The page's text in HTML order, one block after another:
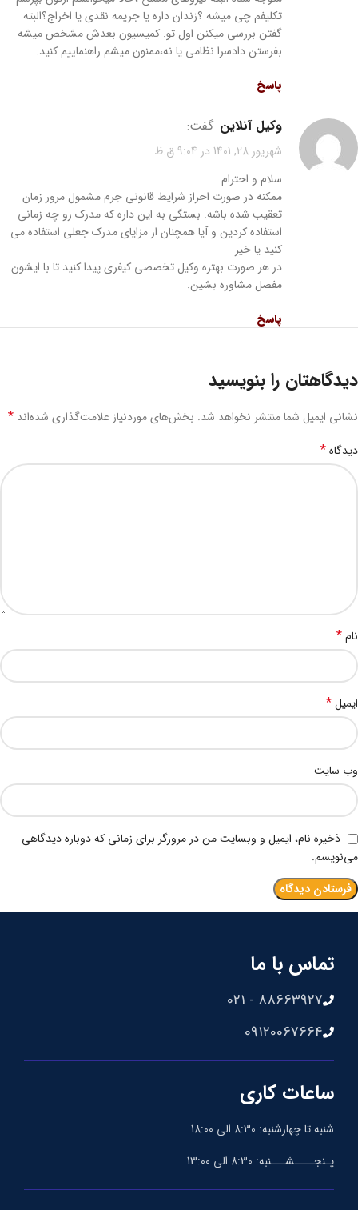
تکلیفم چی میشه ؟زندان داره یا جریمه نقدی یا اخراج؟البته
گفتن بررسی میکنن اول تو. کمیسیون بعدش مشخص میشه
بفرستن دادسرا نظامی یا نه،ممنون میشم راهنماییم کنید.
پاسخ
وکیل آنلاین گفت:
شهریور 28, 1401 در 9:04 ق.ظ
سلام و احترام
ممکنه در صورت احراز شرایط قانونی جرم مشمول مرور زمان
تعقیب شده باشه. بستگی به این داره که مدرک رو چه زمانی
استفاده کردین و آیا همچنان از مزایای مدرک جعلی استفاده می
کنید یا خیر
در هر صورت بهتره وکیل تخصصی کیفری پیدا کنید تا با ایشون
مفصل مشاوره بشین.
پاسخ
دیدگاهتان را بنویسید
نشانی ایمیل شما منتشر نخواهد شد. بخش‌های موردنیاز علامت‌گذاری شده‌اند *
دیدگاه*
نام*
ایمیل*
وب‌ سایت
ذخیره نام، ایمیل و وبسایت من در مرورگر برای زمانی که دوباره دیدگاهی
می‌نویسم.
تماس با ما
88663927 - 021
09120067664
ساعات کاری
شنبه تا چهارشنبه: 8:30 الی 18:00
پـنجــــشـــنبه: 8:30 الی 13:00